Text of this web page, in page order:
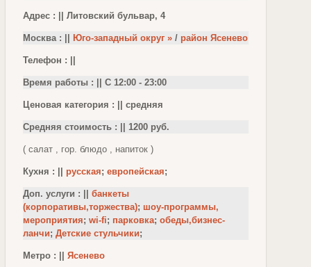
Адрес : || Литовский бульвар, 4
Москва : || Юго-западный округ » / район Ясенево
Телефон : ||
Время работы : || С 12:00 - 23:00
Ценовая категория : || средняя
Средняя стоимость : || 1200 руб.
( салат , гор. блюдо , напиток )
Кухня : || русская; европейская;
Доп. услуги : || банкеты
(корпоративы,торжества); шоу-программы,
мероприятия; wi-fi; парковка; обеды,бизнес-
ланчи; Детские стульчики;
Метро : || Ясенево